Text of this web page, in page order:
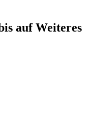
auf Weiteres